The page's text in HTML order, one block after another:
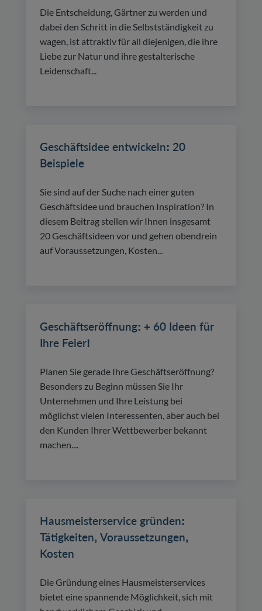
Die Entscheidung, Gärtner zu werden und
dabei den Schritt in die Selbstständigkeit zu
wagen, ist attraktiv für all diejenigen, die ihre
Liebe zur Natur und ihre gestalterische
Leidenschaft...
Geschäftsidee entwickeln: 20
Beispiele
Sie sind auf der Suche nach einer guten
Geschäftsidee und brauchen Inspiration? In
diesem Beitrag stellen wir Ihnen insgesamt
20 Geschäftsideen vor und gehen obendrein
auf Voraussetzungen, Kosten...
Geschäftseröffnung: + 60 Ideen für
Ihre Feier!
Planen Sie gerade Ihre Geschäftseröffnung?
Besonders zu Beginn müssen Sie Ihr
Unternehmen und Ihre Leistung bei
möglichst vielen Interessenten, aber auch bei
den Kunden Ihrer Wettbewerber bekannt
machen....
Hausmeisterservice gründen:
Tätigkeiten, Voraussetzungen,
Kosten
Die Gründung eines Hausmeisterservices
bietet eine spannende Möglichkeit, sich mit